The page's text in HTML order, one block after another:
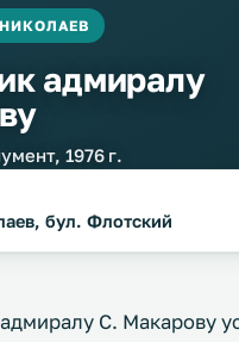
адмиралу
1976 г.
бул. Флотский
С. Макарову